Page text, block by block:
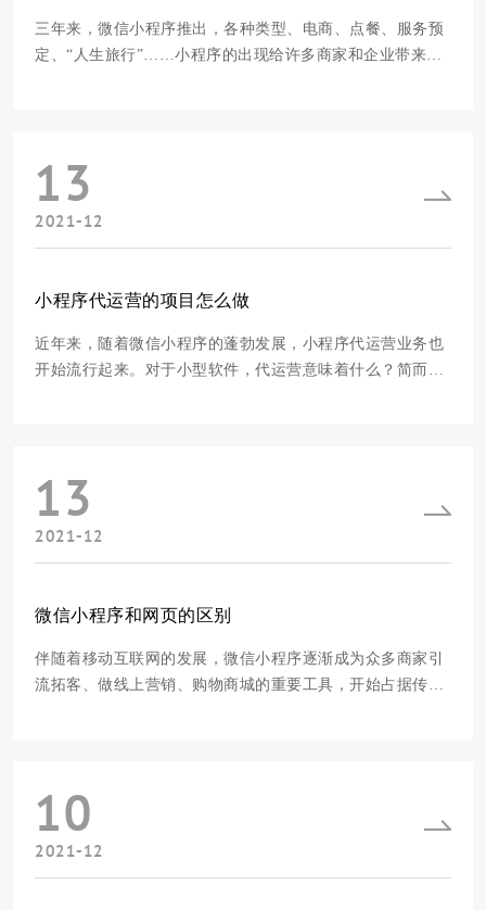
三年来，微信小程序推出，各种类型、电商、点餐、服务预
定、“人生旅行”……小程序的出现给许多商家和企业带来了
13
2021-12
小程序代运营的项目怎么做
近年来，随着微信小程序的蓬勃发展，小程序代运营业务也
开始流行起来。对于小型软件，代运营意味着什么？简而言
13
2021-12
微信小程序和网页的区别
伴随着移动互联网的发展，微信小程序逐渐成为众多商家引
流拓客、做线上营销、购物商城的重要工具，开始占据传统
10
2021-12